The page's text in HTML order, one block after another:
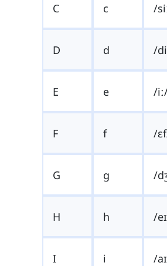
C c /
D d /
E e /
F f /
G g /
H h /
I i /